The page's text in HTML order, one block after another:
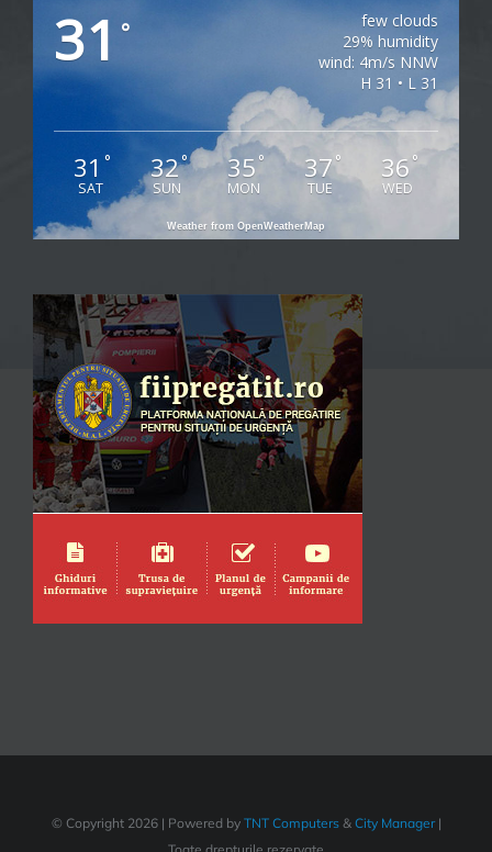
31 °
few clouds
29% humidity
wind: 4m/s NNW
H 31 • L 31
31 °
SAT
32°
SUN
35°
MON
37 °
TUE
36 °
WED
Weather from OpenWeatherMap
© Copyright 2026 | Powered by TNT Computers& City Manager|